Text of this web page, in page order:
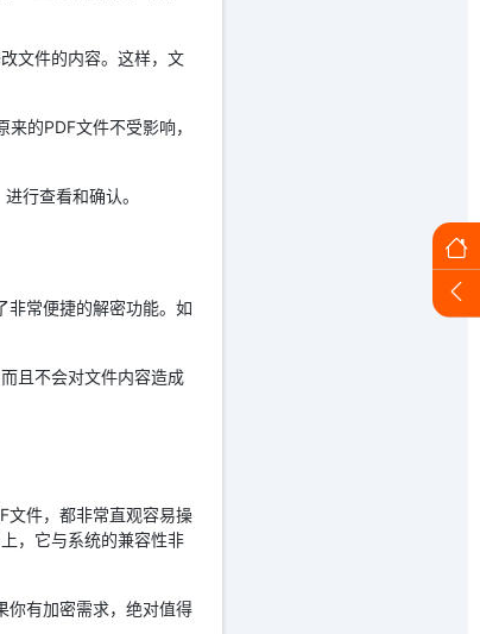
文件的内容。这样，文
的PDF文件不受影响，
行查看和确认。
非常便捷的解密功能。如
且不会对文件内容造成
文件，都非常直观容易操
，它与系统的兼容性非
你有加密需求，绝对值得